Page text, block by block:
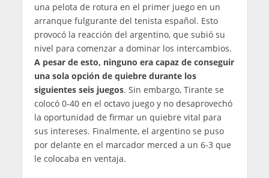
una pelota de rotura en el primer juego en un
arranque fulgurante del tenista español. Esto
provocó la reacción del argentino, que subió su
nivel para comenzar a dominar los intercambios.
A pesar de esto, ninguno era capaz de conseguir
una sola opción de quiebre durante los
siguientes seis juegos. Sin embargo, Tirante se
colocó 0-40 en el octavo juego y no desaprovechó
la oportunidad de firmar un quiebre vital para
sus intereses. Finalmente, el argentino se puso
por delante en el marcador merced a un 6-3 que
le colocaba en ventaja.